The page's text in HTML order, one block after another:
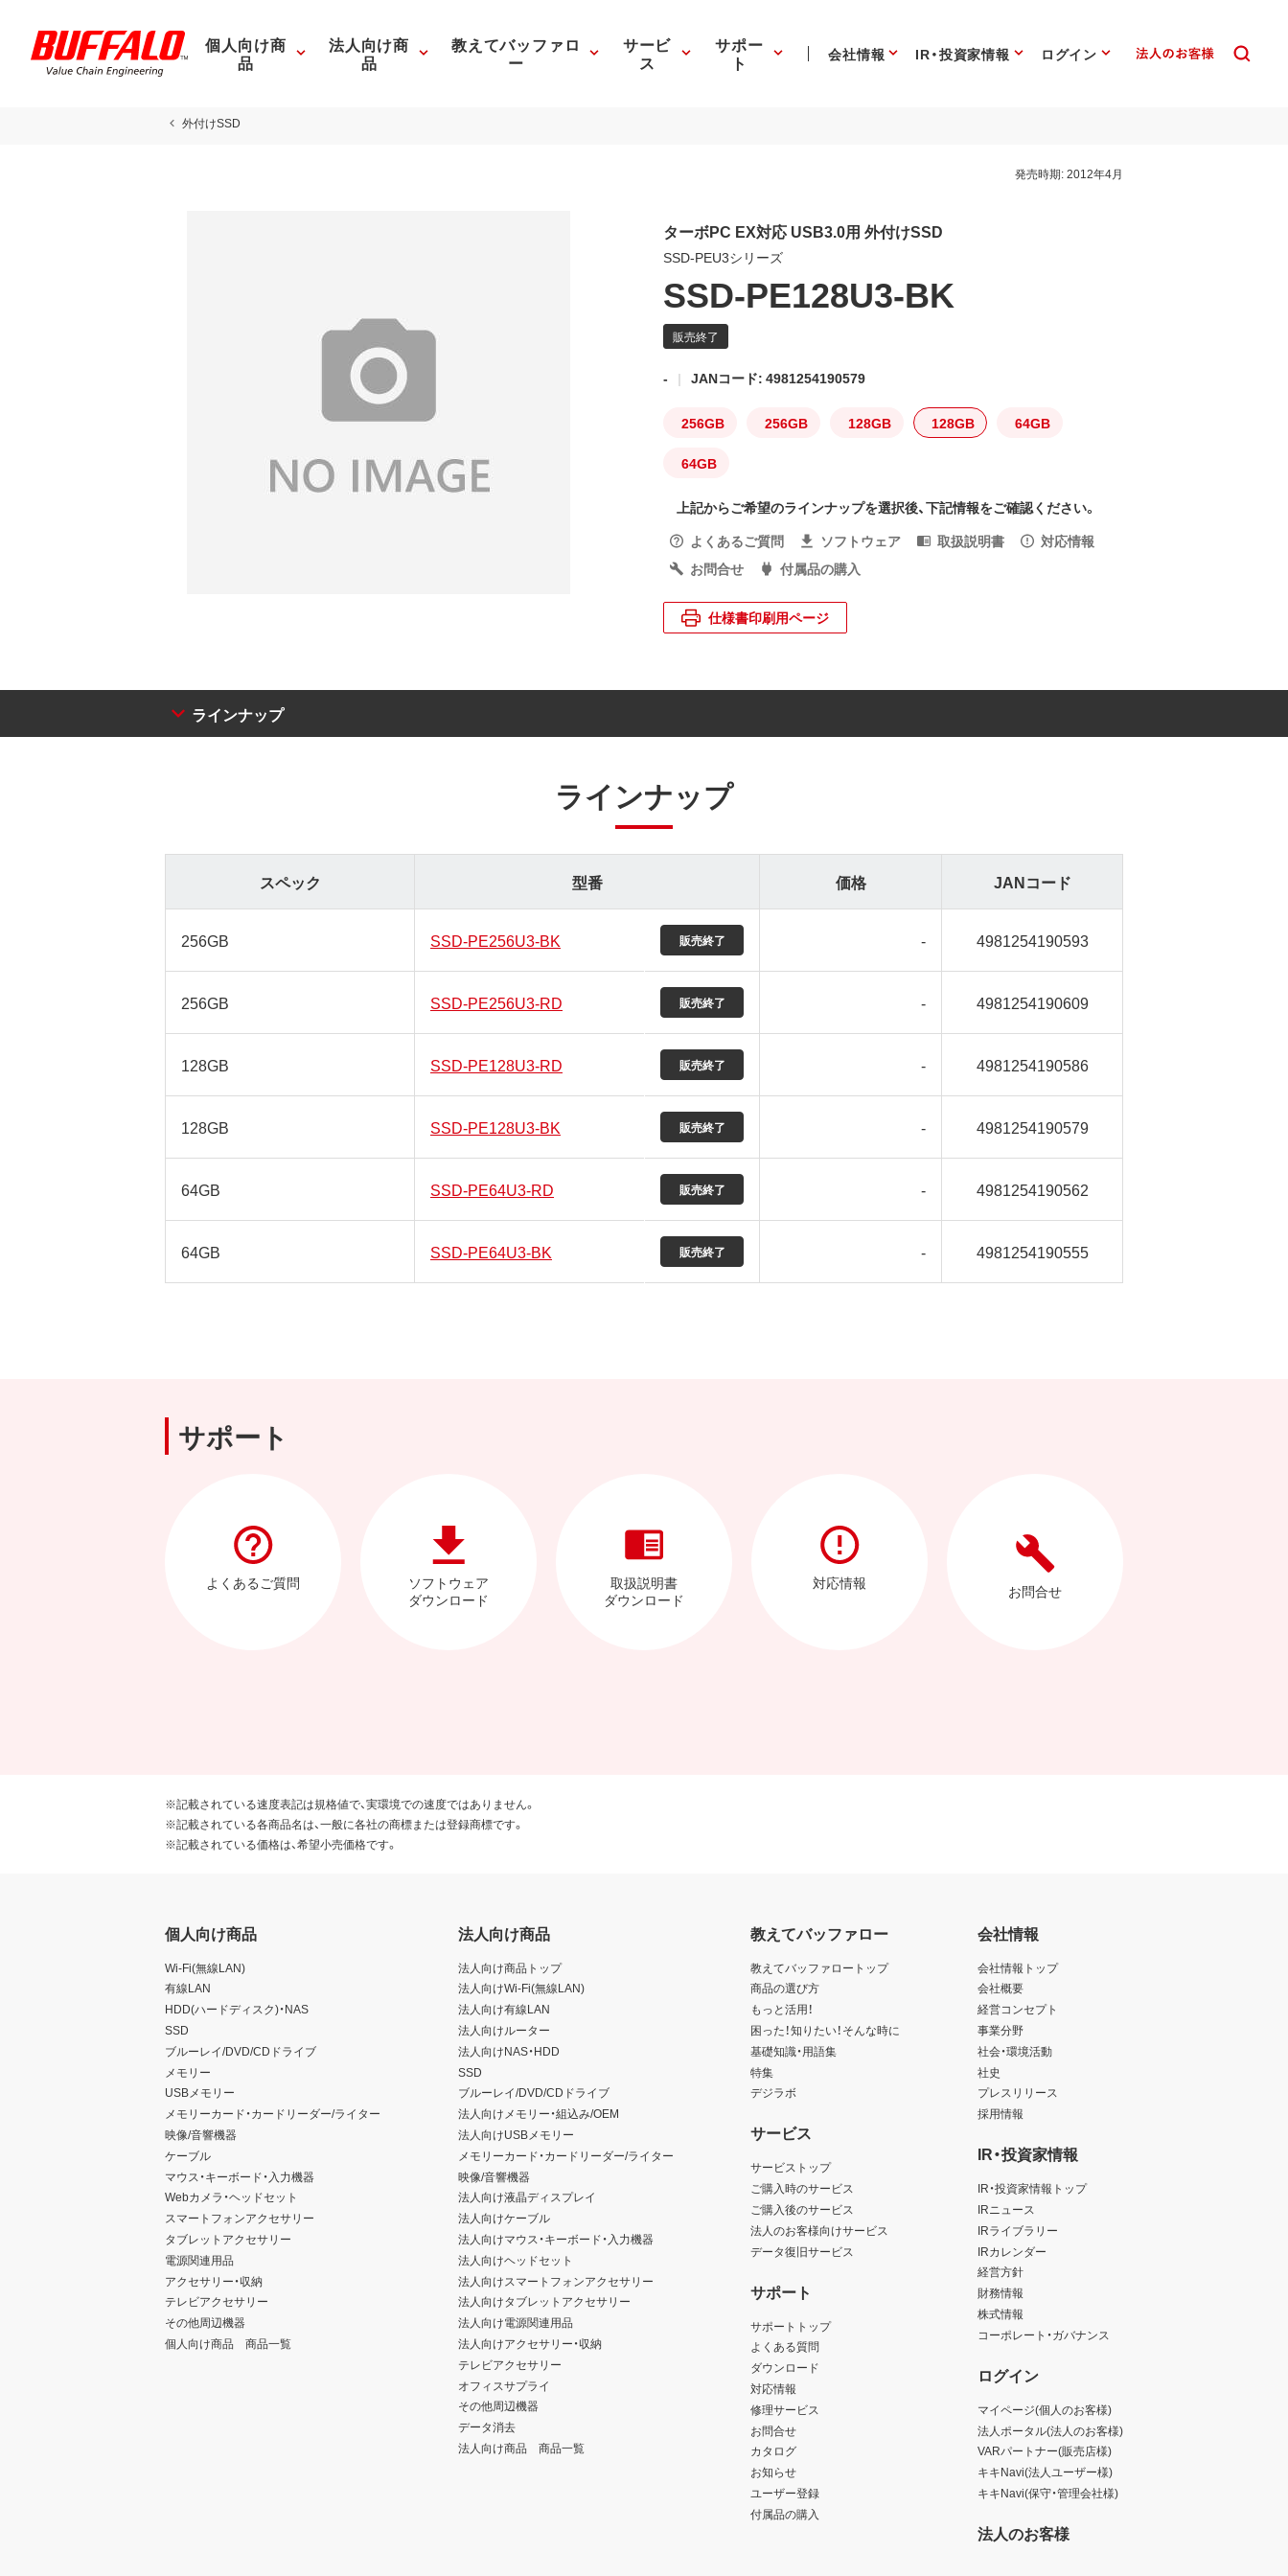
個人向け商
品
法人向け商
品
教えてバッファロ
ー
サービ
ス
サポー
ト 会社情報 IR・投資家情報 ログイン
外付けSSD
発売時期:2012年4月
ターボPC EX対応 USB3.0用 外付けSSD
SSD-PEU3シリーズ
SSD-PE128U3-BK
- JANコード: 4981254190579
256GB 256GB 128GB 128GB 64GB
64GB
上記からご希望のラインナップを選択後、下記情報をご確認ください。
よくあるご質問
ソフトウェア 取扱説明書
対応情報
お問合せ
付属品の購入
仕様書印刷用ページ
ラインナップ
ラインナップ
スペック 型番 価格 JANコード
256GB SSD-PE256U3-BK - 4981254190593
256GB SSD-PE256U3-RD - 4981254190609
128GB SSD-PE128U3-RD - 4981254190586
128GB SSD-PE128U3-BK - 4981254190579
64GB SSD-PE64U3-RD - 4981254190562
64GB SSD-PE64U3-BK - 4981254190555
サポート
よくあるご質問
ソフトウェア
ダウンロード
取扱説明書
ダウンロード
対応情報 お問合せ
※記載されている速度表記は規格値で、実環境での速度ではありません。
※記載されている各商品名は、一般に各社の商標または登録商標です。
※記載されている価格は、希望小売価格です。
個人向け商品
Wi-Fi(無線LAN)
有線LAN
HDD(ハードディスク)・NAS
SSD
ブルーレイ/DVD/CDドライブ
メモリー
USBメモリー
メモリーカード・カードリーダー/ライター
映像/音響機器
ケーブル
マウス・キーボード・入力機器
Webカメラ・ヘッドセット
スマートフォンアクセサリー
タブレットアクセサリー
電源関連用品
アクセサリー・収納
テレビアクセサリー
その他周辺機器
個人向け商品 商品一覧
法人向け商品
法人向け商品トップ
法人向けWi-Fi(無線LAN)
法人向け有線LAN
法人向けルーター
法人向けNAS・HDD
SSD
ブルーレイ/DVD/CDドライブ
法人向けメモリー・組込み/OEM
法人向けUSBメモリー
メモリーカード・カードリーダー/ライター
映像/音響機器
法人向け液晶ディスプレイ
法人向けケーブル
法人向けマウス・キーボード・入力機器
法人向けヘッドセット
法人向けスマートフォンアクセサリー
法人向けタブレットアクセサリー
法人向け電源関連用品
法人向けアクセサリー・収納
テレビアクセサリー
オフィスサプライ
その他周辺機器
データ消去
法人向け商品 商品一覧
教えてバッファロー
教えてバッファロートップ
商品の選び方
もっと活用！
困った！知りたい！そんな時に
基礎知識・用語集
特集
デジラボ
サービス
サービストップ
ご購入時のサービス
ご購入後のサービス
法人のお客様向けサービス
データ復旧サービス
サポート
サポートトップ
よくある質問
ダウンロード
対応情報
修理サービス
お問合せ
カタログ
お知らせ
ユーザー登録
付属品の購入
会社情報
会社情報トップ
会社概要
経営コンセプト
事業分野
社会・環境活動
社史
プレスリリース
採用情報
IR・投資家情報
IR・投資家情報トップ
IRニュース
IRライブラリー
IRカレンダー
経営方針
財務情報
株式情報
コーポレート・ガバナンス
ログイン
マイページ(個人のお客様)
法人ポータル(法人のお客様)
VARパートナー(販売店様)
キキNavi(法人ユーザー様)
キキNavi(保守・管理会社様)
法人のお客様